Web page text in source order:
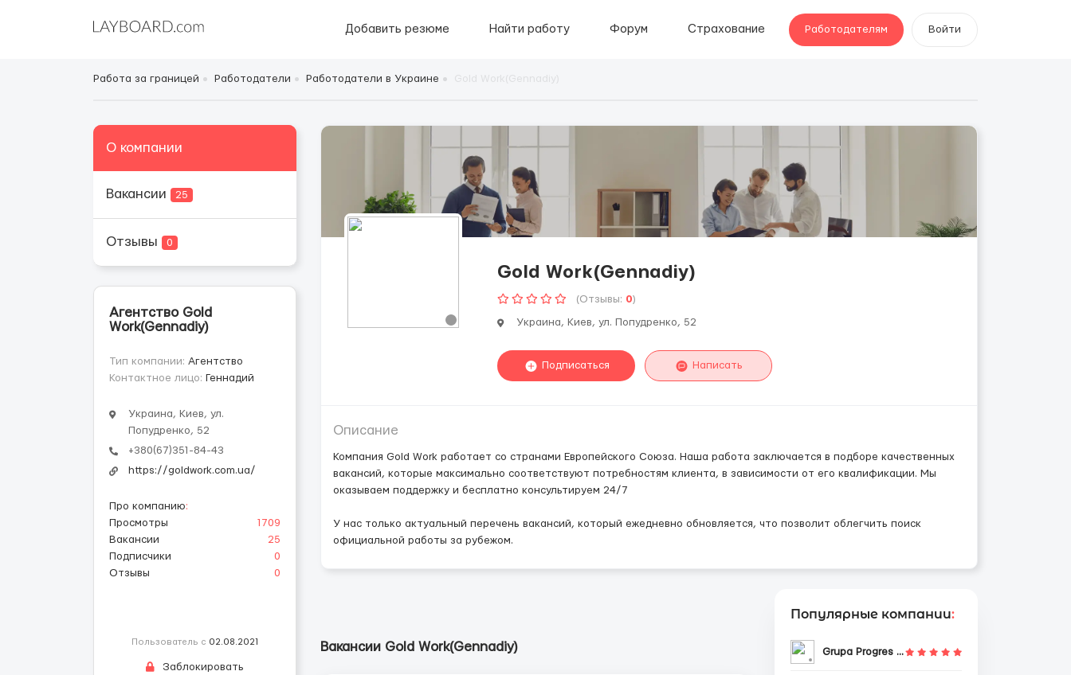
Добавить резюме Найти работу Форум Страхование Работодателям Войти
Работа за границей Работодатели Работодатели в Украине
О компании
Вакансии 25
Отзывы 0
Агентство Gold
Work(Gennadiy)
Тип компании: Агентство
Контактное лицо: Геннадий
Украина, Киев, ул.
Попудренко, 52
+380(67)351-84-43
https://goldwork.com.ua/
Про компанию:
Просмотры
1709
Вакансии
25
Подписчики
0
Отзывы
0
Пользователь с 02.08.2021
Заблокировать
Gold Work(Gennadiy)
(Отзывы: 0)
Украина, Киев, ул. Попудренко, 52
Подписаться Написать
Описание
Компания Gold Work работает со странами Европейского Союза. Наша работа заключается в подборе качественных
вакансий, которые максимально соответствуют потребностям клиента, в зависимости от его квалификации. Мы
оказываем поддержку и бесплатно консультируем 24/7
У нас только актуальный перечень вакансий, который ежедневно обновляется, что позволит облегчить поиск
официальной работы за рубежом.
Вакансии Gold Work(Gennadiy)
Популярные компании:
Grupa Progres Sp. z o.o.